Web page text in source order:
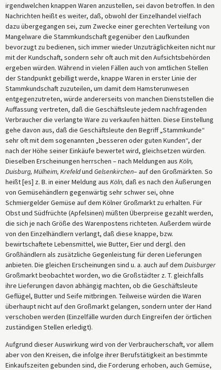
irgendwelchen knappen Waren anzustellen, sei davon betroffen. In den
Nachrichten heißt es weiter, daß, obwohl der Einzelhandel vielfach
dazu übergegangen sei, zum Zwecke einer gerechten Verteilung von
Mangelware die Stammkundschaft gegenüber den Laufkunden
bevorzugt zu bedienen, sich immer wieder Unzuträglichkeiten nicht nur
mit der Kundschaft, sondern sehr oft auch mit den Aufsichtsbehörden
ergeben würden. Während in vielen Fällen auch von amtlichen Stellen
der Standpunkt gebilligt werde, knappe Waren in erster Linie der
Stammkundschaft zuzuteilen, um damit dem Hamsterunwesen
entgegenzutreten, würde andererseits von manchen Dienststellen die
Auffassung vertreten, daß die Geschäftsleute jedem nachfragenden
Verbraucher die verlangte Ware zu verkaufen hätten. Diese Einstellung
gehe davon aus, daß die Geschäftsleute den Begriff „Stammkunde“
sehr oft mit dem sogenannten „besseren oder guten Kunden“, der
nach der Höhe seiner Einkäufe bewertet wird, gleichsetzen würden.
Dieselben Erscheinungen herrschen – nach Meldungen aus Köln,
Duisburg, Mülheim, Krefeldund Gelsenkirchen– auf den Großmärkten. So
heißt [es] z. B. in einer Meldung aus Köln, daß es nach den Äußerungen
von Gemüsehändlern gegenwärtig sehr schwer sei, ohne
Schmiergelder Gemüse auf dem Kölner Großmarkt zu erhalten. Für
Obst und Südfrüchte (Apfelsinen) müßten Überpreise gezahlt werden,
die sich je nach Größe des Warenpostens richteten. Außerdem würde
von den Einzelhändlern verlangt, daß diese knappe, bzw.
bewirtschaftete Lebensmittel, wie Butter, Eier und dergl. den
Großhändlern als zusätzliche Gegenleistung für deren Lieferungen
anbieten. Die gleichen Erscheinungen sind u. a. auch auf dem Duisburger
Großmarkt beobachtet worden, wo die Großstädter z. T. gleichfalls
ihre Lieferungen davon abhängig machten, ob die Geschäftsleute
Geflügel, Butter und Seife mitbringen. Teilweise würden die Waren
überhaupt nicht auf den Großmarkt gelangen, sondern unter der Hand
verschoben werden (Einzelfälle wurden durch Eingreifen der örtlichen
zuständigen Stellen erledigt).
Aufgrund dieser Auswirkung wird von der Verbraucherschaft, vor allem
aber von den Kreisen, die infolge ihrer Berufstätigkeit an bestimmte
Einkaufszeiten gebunden sind, die Forderung erhoben, auch Gemüse,